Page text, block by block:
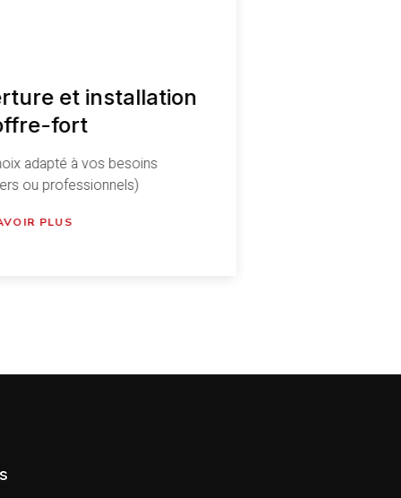
et installation
fort
adapté à vos besoins
ou professionnels)
PLUS